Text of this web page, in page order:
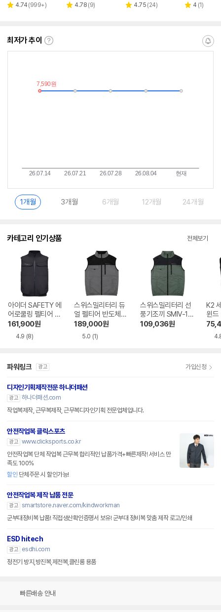
페이
별 4.74 리
(999+)
별 4.78 리
(9)
페이
별 4.75 리
(24)
별 4 리
(1)
최저가 추이
최
이
란?
알
1개월 3개월 6개월 12개월 24개월
카테고리 인기상품 전체보기
아이더 SAFETY 에
어로쿨링 펠티어 베
스트 HMS26655
161,900원
4.9 (8)
스위스밀리터리 듀
얼 펠티어 반도체
선풍기조끼 SMIV-
300
189,000원
5.0 (1)
스위스밀리터리 선
풍기조끼 SMIV-10
0
109,036원
K2
윈드
파워링크 광고 가입신청
디자인기획제작전문 하나더패션
광고 하나더패션.com
작업복제작, 근무복제작, 근무복디자인기획 전문업체입니다.
안전작업복 클릭스포츠
광고 www.clicksports.co.kr
안전작업복 단체 작업복 근무복 합리적인 납품가격+빠른제작! 서비스 만
족도 100%
할인 단체주문 시 할인가능!
안전작업복 제작 납품 전문
광고 smartstore.naver.com/kindworkman
군부대정비복 납품! 직접생산확인증명서 보유! 군부대 정비복 맞춤 제작 로고/인쇄
ESD hitech
광고
esdhi.com
정전기 방지,방진복,제전복,클린룸 용품
빠른배송 안내